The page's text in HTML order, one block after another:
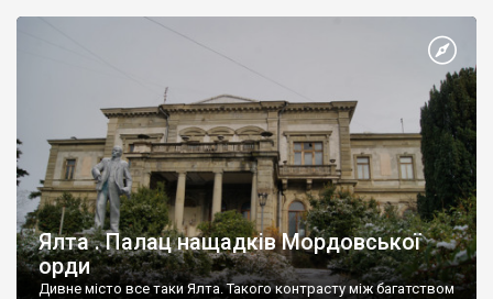
Ялта . Палац нащадків Мордовської
орди
Дивне місто все таки Ялта. Такого контрасту між багатством